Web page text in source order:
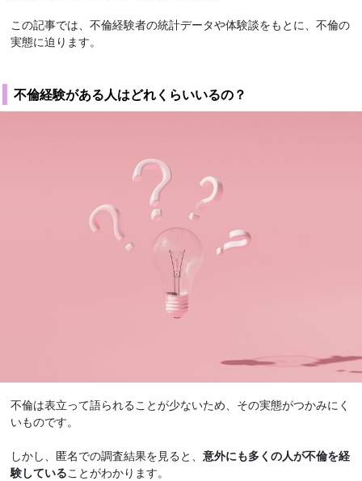
この記事では、不倫経験者の統計データや体験談をもとに、不倫の
実態に迫ります。
不倫経験がある人はどれくらいいるの？
不倫は表立って語られることが少ないため、その実態がつかみにく
いものです。
しかし、匿名での調査結果を見ると、意外にも多くの人が不倫を経
験していることがわかります。